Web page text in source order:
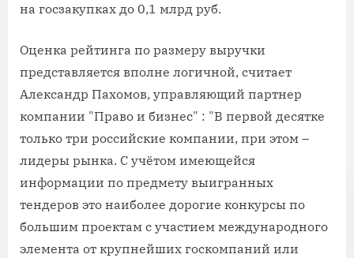
на госзакупках до 0,1 млрд руб.
Оценка рейтинга по размеру выручки
представляется вполне логичной, считает
Александр Пахомов, управляющий партнер
компании "Право и бизнес" : "В первой десятке
только три российские компании, при этом –
лидеры рынка. С учётом имеющейся
информации по предмету выигранных
тендеров это наиболее дорогие конкурсы по
большим проектам с участием международного
элемента от крупнейших госкомпаний или